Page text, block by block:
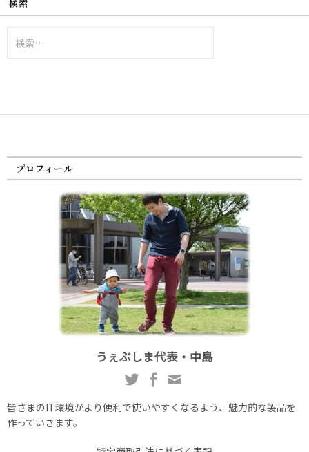
検索
索:
プロフィール
うぇぶしま代表・中島
皆さまのIT環境がより便利で使いやすくなるよう、魅力的な製品を
作っていきます。